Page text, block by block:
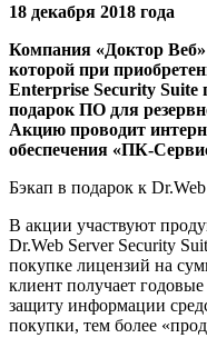
18 декабря 2018 года
Компания «Доктор Веб»
которой при
Enterprise Security Suite
подарок ПО для
Акцию проводит
обеспечения «ПК-
Бэкап в подарок к Dr.Web
В акции участвуют
Dr.Web Server Security
покупке лицензий на
клиент получает
защиту информации
покупки, тем более